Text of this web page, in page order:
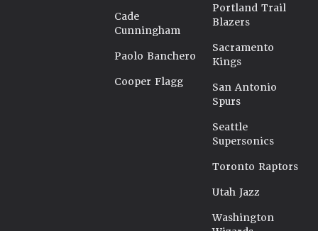
Cade
Cunningham
Paolo Banchero
Cooper Flagg
Portland Trail
Blazers
Sacramento
Kings
San Antonio
Spurs
Seattle
Supersonics
Toronto Raptors
Utah Jazz
Washington